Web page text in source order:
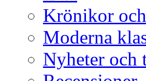
Krönikor
Moderna
Nyheter och